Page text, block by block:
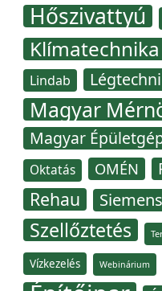
Hőszivattyú
Klímatechnika
Lindab
Magyar
Magyar
Oktatás OMÉN
Rehau Siemens
Szellőztetés
Vízkezelés Webinárium